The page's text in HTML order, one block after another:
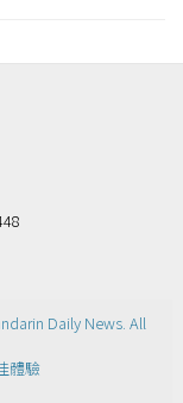
Daily News. All
體驗